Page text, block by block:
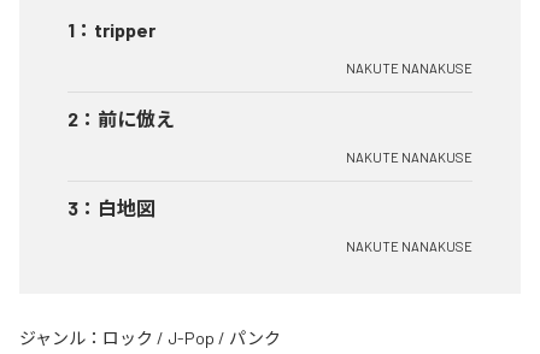
1 ： tripper
NAKUTE NANAKUSE
2 ： 前に倣え
NAKUTE NANAKUSE
3 ： 白地図
NAKUTE NANAKUSE
ジャンル： ロック / J-Pop / パンク